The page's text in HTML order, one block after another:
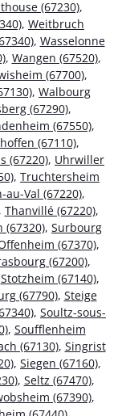
(67230),
, Weitbruch
, Wasselonne
, Wangen (67520),
(67700),
, Walbourg
(67290),
(67550),
(67110),
(67220), Uhrwiller
, Truchtersheim
au-Val (67220),
Thanvillé (67220),
(67320), Surbourg
(67370),
(67200),
Stotzheim (67140),
(67790), Steige
, Soultz-sous-
, Soufflenheim
(67130), Singrist
, Siegen (67160),
, Seltz (67470),
(67390),